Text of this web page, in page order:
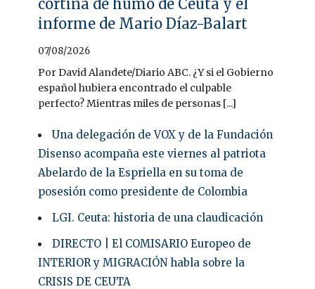
cortina de humo de Ceuta y el
informe de Mario Díaz-Balart
07/08/2026
Por David Alandete/Diario ABC. ¿Y si el Gobierno
español hubiera encontrado el culpable
perfecto? Mientras miles de personas [...]
Una delegación de VOX y de la Fundación
Disenso acompaña este viernes al patriota
Abelardo de la Espriella en su toma de
posesión como presidente de Colombia
LGI. Ceuta: historia de una claudicación
DIRECTO | El COMISARIO Europeo de
INTERIOR y MIGRACIÓN habla sobre la
CRISIS DE CEUTA